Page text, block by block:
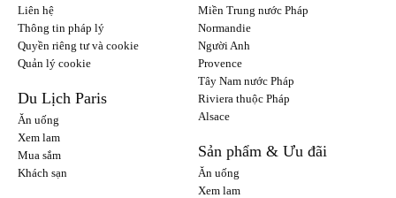
Liên hệ
Thông tin pháp lý
Quyền riêng tư và cookie
Quản lý cookie
Du Lịch Paris
Ăn uống
Xem lam
Mua sắm
Khách sạn
Miền Trung nước Pháp
Normandie
Người Anh
Provence
Tây Nam nước Pháp
Riviera thuộc Pháp
Alsace
Sản phẩm & Ưu đãi
Ăn uống
Xem lam